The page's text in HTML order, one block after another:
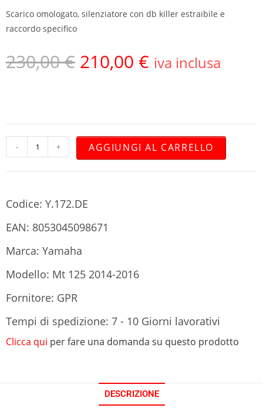
Scarico omologato, silenziatore con db killer estraibile e
raccordo specifico
230,00€ 210,00 € iva inclusa
- + AGGIUNGI AL CARRELLO
Codice: Y.172.DE
EAN: 8053045098671
Marca: Yamaha
Modello: Mt 125 2014-2016
Fornitore: GPR
Tempi di spedizione: 7 - 10 Giorni lavorativi
Clicca qui per fare una domanda su questo prodotto
DESCRIZIONE